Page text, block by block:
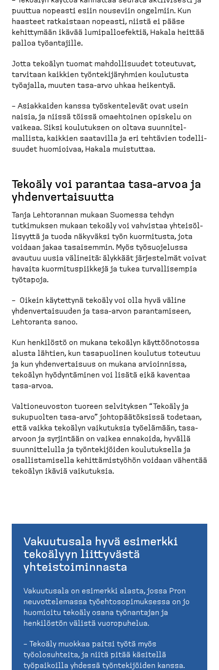
puuttua nopeasti esiin nouseviin ongelmiin. Kun
haasteet ratkaistaan nopeasti, niistä ei pääse
kehittymään ikävää lumipal­loe­fektiä, Hakala heittää
palloa työantajille.
Jotta tekoälyn tuomat mahdol­li­suudet toteutuvat,
tarvitaan kaikkien työnte­ki­jä­ryhmien koulutusta
työajalla, muuten tasa-​arvo uhkaa heikentyä.
– Asiakkaiden kanssa työsken­televät ovat usein
naisia, ja niissä töissä omaehtoinen opiskelu on
vaikeaa. Siksi koulutuksen on oltava suunni­tel­
mallista, kaikkien saatavilla ja eri tehtävien todelli­
suudet huomioivaa, Hakala muistuttaa.
Tekoäly voi parantaa tasa-​arvoa ja
yhdenver­tai­suutta
Tanja Lehtorannan mukaan Suomessa tehdyn
tutkimuksen mukaan tekoäly voi vahvistaa yhteisöl­
li­syyttä ja tuoda näkyväksi työn kuormitusta, jota
voidaan jakaa tasaisemmin. Myös työsuo­jelussa
avautuu uusia välineitä: älykkäät järjes­telmät voivat
havaita kuormi­tus­piikkejä ja tukea turval­li­sempia
työtapoja.
– Oikein käytettynä tekoäly voi olla hyvä väline
yhdenver­tai­suuden ja tasa-​arvon paranta­miseen,
Lehtoranta sanoo.
Kun henkilöstö on mukana tekoälyn käyttöö­notossa
alusta lähtien, kun tasapuolinen koulutus toteutuu
ja kun yhdenver­taisuus on mukana arvioinnissa,
tekoälyn hyödyn­täminen voi lisätä eikä kaventaa
tasa-​arvoa.
Valtio­neu­voston tuoreen selvityksen “Tekoäly ja
sukupuolten tasa-​arvo” johtopää­töksissä todetaan,
että vaikka tekoälyn vaikutuksia työelämään, tasa-​
arvoon ja syrjintään on vaikea ennakoida, hyvällä
suunnit­telulla ja työnte­ki­jöiden koulutuksella ja
osallis­ta­misella kehittä­mis­työhön voidaan vähentää
tekoälyn ikäviä vaikutuksia.
Vakuutusala hyvä esimerkki
tekoälyyn liittyvästä
yhteistoiminnasta
Vakuutusala on esimerkki alasta, jossa Pron
neuvottelemassa työehtosopimuksessa on jo
huomioitu tekoäly osana työnantajan ja
henkilöstön välistä vuoropuhelua.
– Tekoäly muokkaa paitsi työtä myös
työolosuhteita, ja niitä pitää käsitellä
työpaikoilla yhdessä työntekijöiden kanssa.